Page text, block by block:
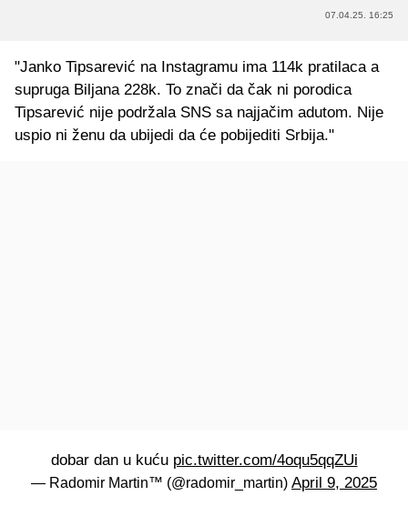
07.04.25. 16:25
"Janko Tipsarević na Instagramu ima 114k pratilaca a
supruga Biljana 228k. To znači da čak ni porodica
Tipsarević nije podržala SNS sa najjačim adutom. Nije
uspio ni ženu da ubijedi da će pobijediti Srbija."
dobar dan u kuću pic.twitter.com/4oqu5qqZUi
— Radomir Martin™ (@radomir_martin) April 9, 2025